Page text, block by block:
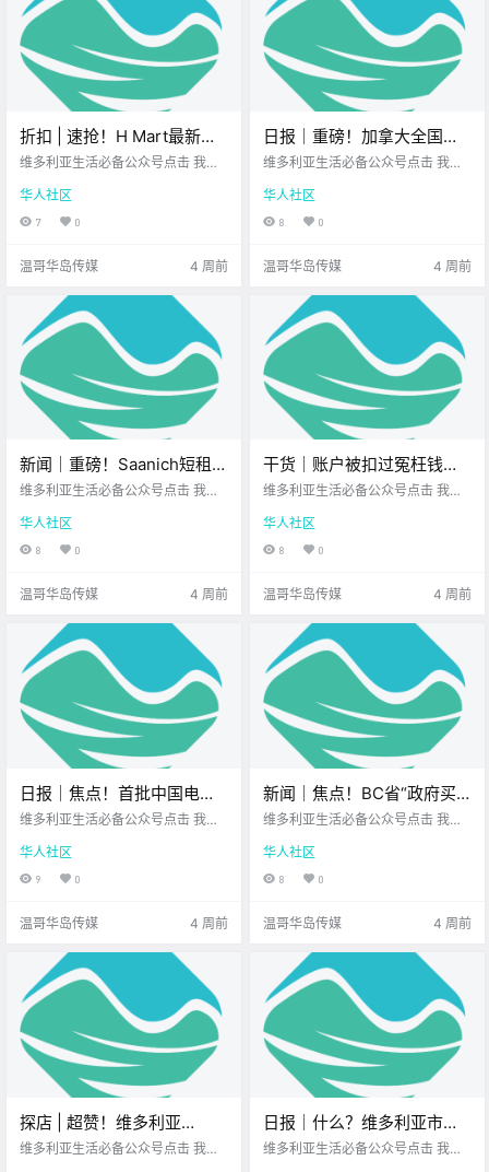
折扣 | 速抢！H Mart最新优
惠来啦！Walmart、Thrifty
维多利亚生活必备公众号点击 我在
一直在你身边维多利亚顶级科创学
校您值得信赖的地产经纪 每周折扣
时间到！ 博主特意为 大家精选了 维
美食饮品 .
华人社区
7 0
温哥华岛传媒 4 周前
日报｜重磅！加拿大全国牛
肉价格垄断案达成和解，涉
元！BC省护士下周扩大罢
工，维多利亚两家主要医院
维多利亚生活必备公众号点击 我在
一直在你身边北美最大亚洲超市您
值得信赖的地产经纪公元2026年7
月9日 农历5月25日 星期四 巨蟹座
报（.
华人社区
8 0
温哥华岛传媒 4 周前
新闻｜重磅！Saanich短租终
于迎来松绑！每年最多可租
Saanich免费公园音乐会正式
开唱！
维多利亚生活必备公众号点击 我在
一直在你身边UPS维多利亚DT店北
美最大亚洲超市 大家周三好呀~ 一
鲜事吧！ S.
华人社区
8 0
温哥华岛传媒 4 周前
干货｜账户被扣过冤枉钱的
速看！CIBC豪掷1000万和解
账上！
维多利亚生活必备公众号点击 我在
一直在你身边您值得信赖的地产经
纪维多利亚顶级科创学校 在加拿大
费） 已经让.
华人社区
8 0
温哥华岛传媒 4 周前
日报｜焦点！首批中国电动
汽车抵达加拿大！Saanich发
亡，嫌疑人被控谋杀！
维多利亚生活必备公众号点击 我在
一直在你身边北美最大亚洲超市您
值得信赖的地产经纪公元2026年7
报（.
华人社区
9 0
温哥华岛传媒 4 周前
新闻｜焦点！BC省“政府买
空置公寓”计划引爆国会，自
多利亚免费夏日系列音乐节
回归啦！
维多利亚生活必备公众号点击 我在
一直在你身边UPS维多利亚DT店北
美最大亚洲超市 大家周二好呀~ 新
些新鲜事吧！.
华人社区
8 0
温哥华岛传媒 4 周前
探店 | 超赞！维多利亚
downtown这家口碑爆棚的
维多利亚生活必备公众号点击 我在
日报｜什么？维多利亚市中
心发生随机袭击事件！BC省
维多利亚生活必备公众号点击 我在